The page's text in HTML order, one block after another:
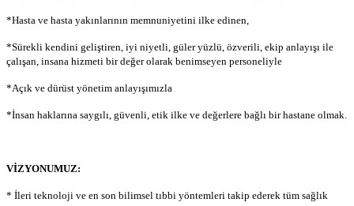
*Hasta ve hasta yakınlarının memnuniyetini ilke edinen,
*Sürekli kendini geliştiren, iyi niyetli, güler yüzlü, özverili, ekip anlayışı ile
çalışan, insana hizmeti bir değer olarak benimseyen personeliyle
*Açık ve dürüst yönetim anlayışımızla
*İnsan haklarına saygılı, güvenli, etik ilke ve değerlere bağlı bir hastane olmak.
VİZYONUMUZ:
* İleri teknoloji ve en son bilimsel tıbbi yöntemleri takip ederek tüm sağlık